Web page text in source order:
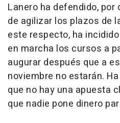
Lanero ha defendido, por
de agilizar los plazos de
este respecto, ha
en marcha los cursos a
augurar después que a
noviembre no estarán.
que no hay una apuesta
que nadie pone dinero